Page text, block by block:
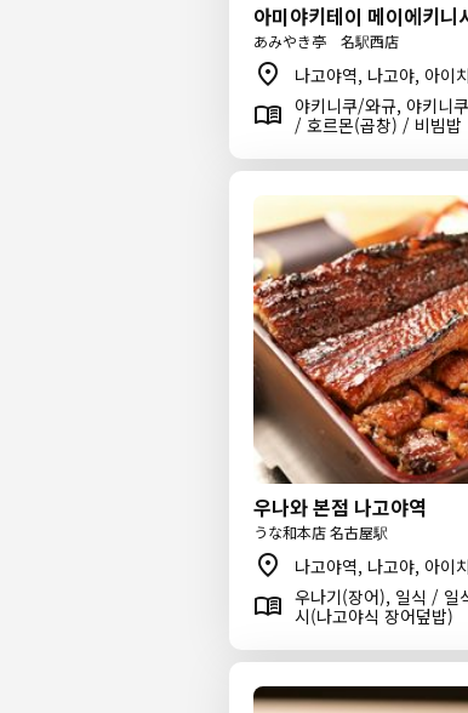
아미야키테이 메이에키니
あみやき亭 名駅西店
나고야역, 나고야, 아이
야키니쿠/와규, 야키니
/ 호르몬(곱창) / 비빔밥
우나와 본점 나고야역
うな和本店 名古屋駅
나고야역, 나고야, 아이
우나기(장어), 일식 / 일
시(나고야식 장어덮밥)